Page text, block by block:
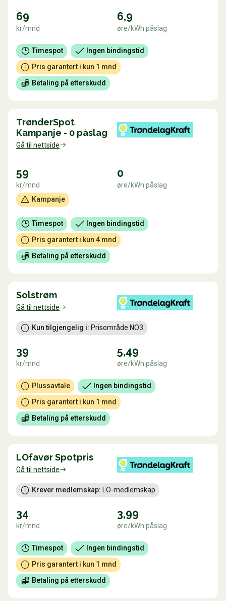
69
kr/mnd
6,9
øre/kWh påslag
Timespot
Ingen bindingstid
Pris garantert i kun 1 mnd
Betaling på etterskudd
TrønderSpot
Kampanje - 0 påslag
Gå til nettside
59
kr/mnd
Kampanje
0
øre/kWh påslag
Timespot
Ingen bindingstid
Pris garantert i kun 4 mnd
Betaling på etterskudd
Solstrøm
Gå til nettside
Kun tilgjengelig i: Prisområde NO3
39
kr/mnd
5,49
øre/kWh påslag
Plussavtale
Ingen bindingstid
Pris garantert i kun 1 mnd
Betaling på etterskudd
LOfavør Spotpris
Gå til nettside
Krever medlemskap: LO-medlemskap
34
kr/mnd
3,99
øre/kWh påslag
Timespot
Ingen bindingstid
Pris garantert i kun 1 mnd
Betaling på etterskudd